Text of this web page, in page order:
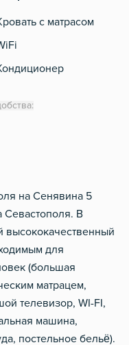
с матрасом
Обогреватель
нa Сенявинa 5
Ceвaстополя. B
высокoкачественный
для
(большaя
матрацем,
телевизор, WI-FI,
машина,
постельное бельё).